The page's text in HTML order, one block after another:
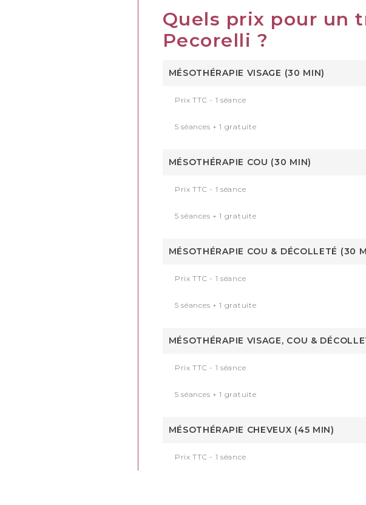
Quels prix pour un
Pecorelli ?
MÉSOTHÉRAPIE VISAGE (30 MIN)
Prix TTC - 1 séance
5 séances + 1 gratuite
MÉSOTHÉRAPIE COU (30 MIN)
Prix TTC - 1 séance
5 séances + 1 gratuite
MÉSOTHÉRAPIE COU & DÉCOLLETÉ (30
Prix TTC - 1 séance
5 séances + 1 gratuite
MÉSOTHÉRAPIE VISAGE, COU &
Prix TTC - 1 séance
5 séances + 1 gratuite
MÉSOTHÉRAPIE CHEVEUX (45 MIN)
Prix TTC - 1 séance